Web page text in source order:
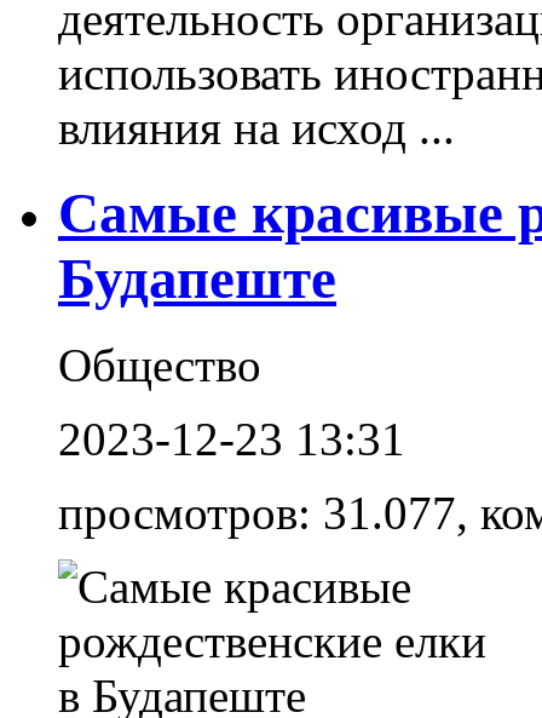
деятельность
использовать
влияния на исход ...
Cамые красивые
Будапеште
Общество
2023-12-23 13:31
просмотров: 31.077,